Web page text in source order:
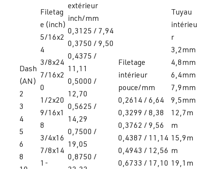
Dash
(AN)
2
3
4
5
6
8
Filetag
e (inch)
5/16x2
4
3/8x24
7/16x2
0
1/2x20
9/16x1
8
3/4x16
7/8x14
1-
extérieur
inch/mm
0,3125 / 7,94
0,3750 / 9,50
0,4375 /
11,11
0,5000 /
12,70
0,5625 /
14,29
0,7500 /
19,05
0,8750 /
Filetage
intérieur
pouce/mm
0,2614 / 6,64
0,3299 / 8,38
0,3762 / 9,56
0,4387 / 11,14
0,4943 / 12,56
0,6733 / 17,10
Tuyau
intérieu
r
3,2mm
4,8mm
6,4mm
7,9mm
9,5mm
12,7m
m
15,9m
m
19,1m